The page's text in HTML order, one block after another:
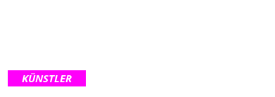
KÜNSTLER